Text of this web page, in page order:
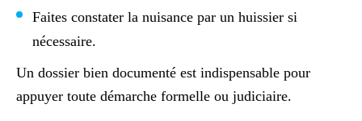
Faites constater la nuisance par un huissier si
nécessaire.
Un dossier bien documenté est indispensable pour
appuyer toute démarche formelle ou judiciaire.